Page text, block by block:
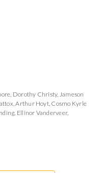
, Dorothy Christy, Jameson
,Arthur Hoyt, Cosmo Kyrle
, Ellinor Vanderveer,